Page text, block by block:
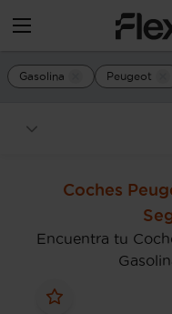
Gasolina Peugeot
Coches
Encuentra tu